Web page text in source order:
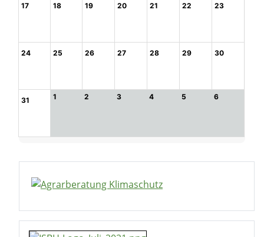
17 18 19 20 21 22 23
24 25 26 27 28 29 30
31 1 2 3 4 5 6